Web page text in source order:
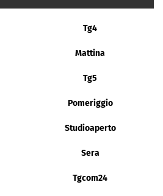
Tg4
Mattina
Tg5
Pomeriggio
Studioaperto
Sera
Tgcom24